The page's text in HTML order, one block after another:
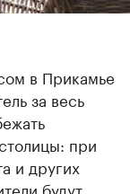
в Прикамье
за весь
при
и других
будут